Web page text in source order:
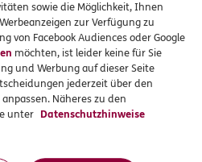
Reuterstadt Stavenhagen
ERGO
Barth(47.2 km)
erfahren
für junge Leute
sowie die Möglichkeit, Ihnen
zur Verfügung zu
von Facebook Audiences oder Google
möchten, ist leider keine für Sie
und Werbung auf dieser Seite
jederzeit über den
Näheres zu den
unter Datenschutzhinweise